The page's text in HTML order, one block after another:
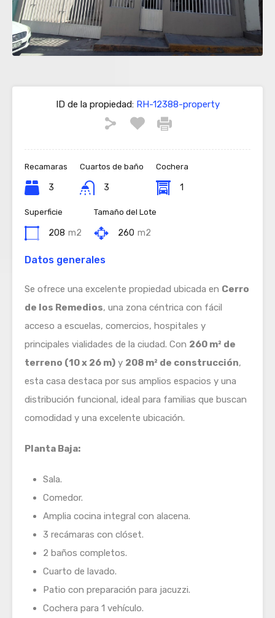
Previous Next
ID de la propiedad:RH-12388-property
Recamaras
3
Cuartos de baño
3
Cochera
1
Superficie
208 m2
Tamaño del Lote
260 m2
Datos generales
Se ofrece una excelente propiedad ubicada en Cerro
de los Remedios, una zona céntrica con fácil
acceso a escuelas, comercios, hospitales y
principales vialidades de la ciudad. Con 260 m² de
terreno (10 x 26 m) y 208 m² de construcción,
esta casa destaca por sus amplios espacios y una
distribución funcional, ideal para familias que buscan
comodidad y una excelente ubicación.
Planta Baja:
Sala.
Comedor.
Amplia cocina integral con alacena.
3 recámaras con clóset.
2 baños completos.
Cuarto de lavado.
Patio con preparación para jacuzzi.
Cochera para 1 vehículo.